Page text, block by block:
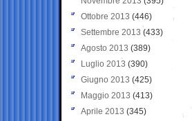
Ottobre 2013 (446)
Settembre 2013 (433)
Agosto 2013 (389)
Luglio 2013 (390)
Giugno 2013 (425)
Maggio 2013 (413)
Aprile 2013 (345)